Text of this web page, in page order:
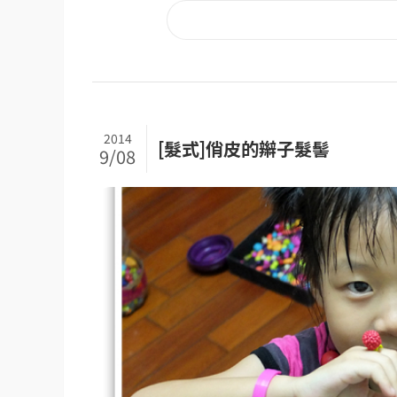
[髮式]俏皮的辮子髮髻
2014
9/08